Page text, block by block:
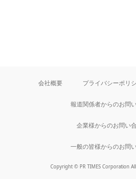
会社概要 プライバシーポリ
報道関係者からのお問
企業様からのお問い
一般の皆様からのお問
Copyright © PR TIMES Corporation